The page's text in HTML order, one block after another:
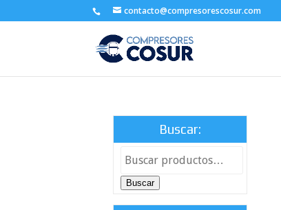
contacto@compresorescosur.com
Buscar:
Buscar